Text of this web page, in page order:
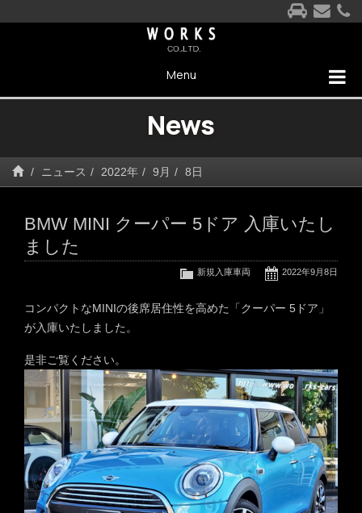
Menu
News
ニュース 2022年 9月 8日
BMW MINI クーパー 5ドア 入庫いたし
ました
2022年9月8日
新規入庫車両
コンパクトなMINIの後席居住性を高めた「クーパー 5ドア」
が入庫いたしました。
是非ご覧ください。